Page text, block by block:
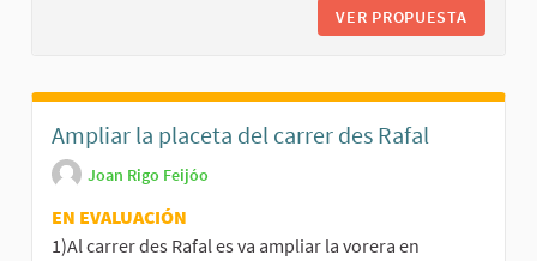
VER PROPUESTA
Ampliar la placeta del carrer des Rafal
Joan Rigo Feijóo
EN EVALUACIÓN
1)Al carrer des Rafal es va ampliar la vorera en